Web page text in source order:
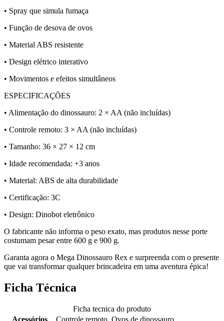
• Spray que simula fumaça
• Função de desova de ovos
• Material ABS resistente
• Design elétrico interativo
• Movimentos e efeitos simultâneos
ESPECIFICAÇÕES
• Alimentação do dinossauro: 2 × AA (não incluídas)
• Controle remoto: 3 × AA (não incluídas)
• Tamanho: 36 × 27 × 12 cm
• Idade recomendada: +3 anos
• Material: ABS de alta durabilidade
• Certificação: 3C
• Design: Dinobot eletrônico
O fabricante não informa o peso exato, mas produtos nesse porte
costumam pesar entre 600 g e 900 g.
Garanta agora o Mega Dinossauro Rex e surpreenda com o presente
que vai transformar qualquer brincadeira em uma aventura épica!
Ficha Técnica
Ficha tecnica do produto